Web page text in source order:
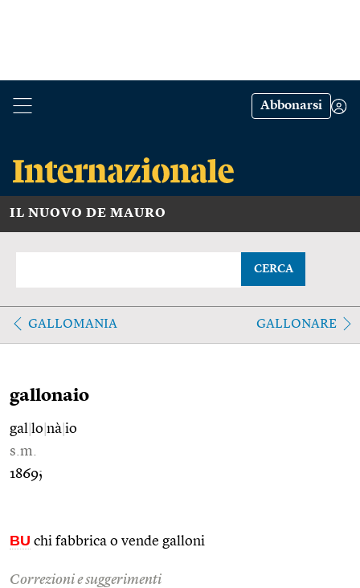
Abbonarsi
IL NUOVO DE MAURO
CERCA
GALLOMANIA GALLONARE
gallonaio
gal lo nà io
s.m.
1869;
BU chi fabbrica o vende galloni
Correzioni e suggerimenti